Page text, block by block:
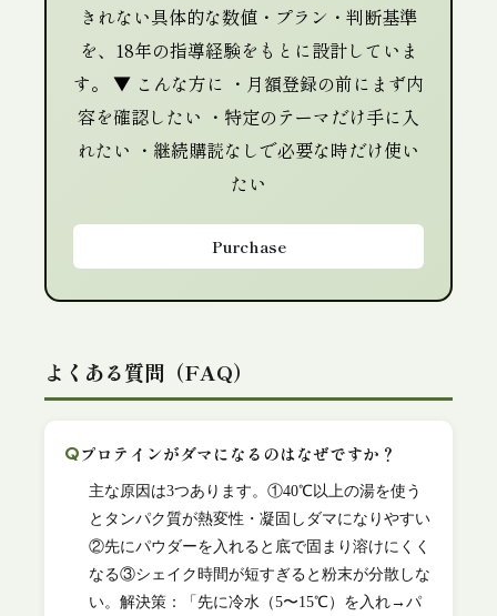
きれない具体的な数値・プラン・判断基準
を、18年の指導経験をもとに設計していま
す。 ▼ こんな方に ・月額登録の前にまず内
容を確認したい ・特定のテーマだけ手に入
れたい ・継続購読なしで必要な時だけ使い
たい
Purchase
よくある質問（FAQ）
プロテインがダマになるのはなぜですか？
主な原因は3つあります。①40℃以上の湯を使う
とタンパク質が熱変性・凝固しダマになりやすい
②先にパウダーを入れると底で固まり溶けにくく
なる③シェイク時間が短すぎると粉末が分散しな
い。解決策：「先に冷水（5〜15℃）を入れ→パ